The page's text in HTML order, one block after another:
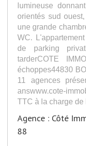
lumineuse
orientés sud
une grande
WC.
de parking
tarderCOTE
échoppes44830
11 agences
answww.cote-
TTC à la charge de
Agence : Côté
88